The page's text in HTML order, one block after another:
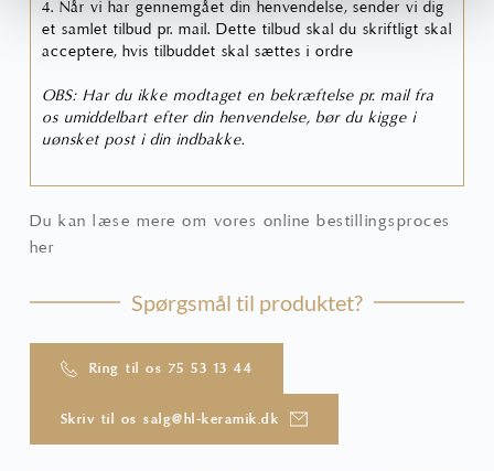
4. Når vi har gennemgået din henvendelse, sender vi dig
et samlet tilbud pr. mail. Dette tilbud skal du skriftligt skal
acceptere, hvis tilbuddet skal sættes i ordre
OBS: Har du ikke modtaget en bekræftelse pr. mail fra
os umiddelbart efter din henvendelse, bør du kigge i
uønsket post i din indbakke.
Du kan læse mere om vores online bestillingsproces
her
Spørgsmål til produktet?
Ring til os 75 53 13 44
Skriv til os salg@hl-keramik.dk